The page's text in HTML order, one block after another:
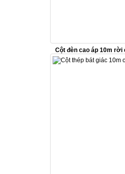
Cột đèn cao áp 10m rời